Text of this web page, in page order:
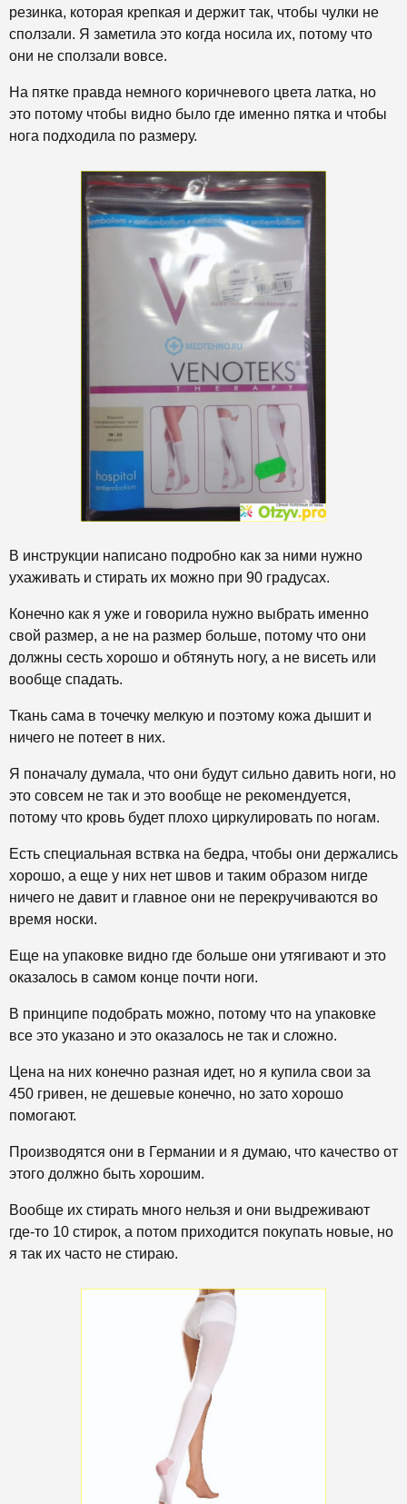
резинка, которая крепкая и держит так, чтобы чулки не
сползали. Я заметила это когда носила их, потому что
они не сползали вовсе.
На пятке правда немного коричневого цвета латка, но
это потому чтобы видно было где именно пятка и чтобы
нога подходила по размеру.
В инструкции написано подробно как за ними нужно
ухаживать и стирать их можно при 90 градусах.
Конечно как я уже и говорила нужно выбрать именно
свой размер, а не на размер больше, потому что они
должны сесть хорошо и обтянуть ногу, а не висеть или
вообще спадать.
Ткань сама в точечку мелкую и поэтому кожа дышит и
ничего не потеет в них.
Я поначалу думала, что они будут сильно давить ноги, но
это совсем не так и это вообще не рекомендуется,
потому что кровь будет плохо циркулировать по ногам.
Есть специальная вствка на бедра, чтобы они держались
хорошо, а еще у них нет швов и таким образом нигде
ничего не давит и главное они не перекручиваются во
время носки.
Еще на упаковке видно где больше они утягивают и это
оказалось в самом конце почти ноги.
В принципе подобрать можно, потому что на упаковке
все это указано и это оказалось не так и сложно.
Цена на них конечно разная идет, но я купила свои за
450 гривен, не дешевые конечно, но зато хорошо
помогают.
Производятся они в Германии и я думаю, что качество от
этого должно быть хорошим.
Вообще их стирать много нельзя и они выдреживают
где-то 10 стирок, а потом приходится покупать новые, но
я так их часто не стираю.